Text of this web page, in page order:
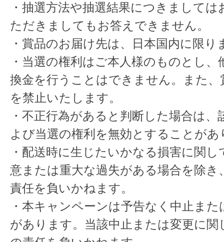
・抽選方法や抽選結果につきまして
ただきましてもお答えできません。
・賞品のお届け先は、日本国内に限り
・当選の権利はご本人様のものとし、
換金を行うことはできません。また、
を禁止いたします。
・不正行為があると判断した場合は、
よび当選の権利を無効とすることがあ
・配送時に生じたいかなる損害に関
意または重大な過失がある場合を除き
責任を負いかねます。
・本キャンペーンは予告なく中止ま
があります。当該中止または変更に関